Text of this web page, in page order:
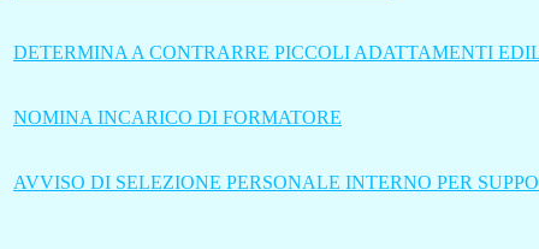
DETERMINA A CONTRARRE PICCOLI ADATTAMENTI
NOMINA INCARICO DI FORMATORE
AVVISO DI SELEZIONE PERSONALE INTERNO PER